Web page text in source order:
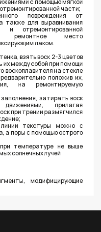
с помощью мягкой
части;
повреждения от
также для выравнивания
и отремонтированной
ремонтное место
лаком.
взять воск 2-3 цветов
между собой при помощи
воскоплавителя на стекле
положив их,
на ремонтируемую
затирать воск
прилагая
при трении размягчился
линии текстуры можно с
а поры с помощью острого
температуре не выше
солнечных лучей
модифицирующие